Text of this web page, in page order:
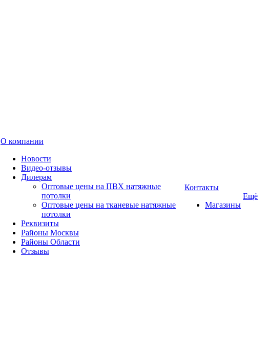
О компании
Новости
Видео-отзывы
Дилерам
Оптовые цены на ПВХ натяжные
потолки
Оптовые цены на тканевые натяжные
потолки
Реквизиты
Районы Москвы
Районы Области
Отзывы
Контакты
Магазины
Ещё